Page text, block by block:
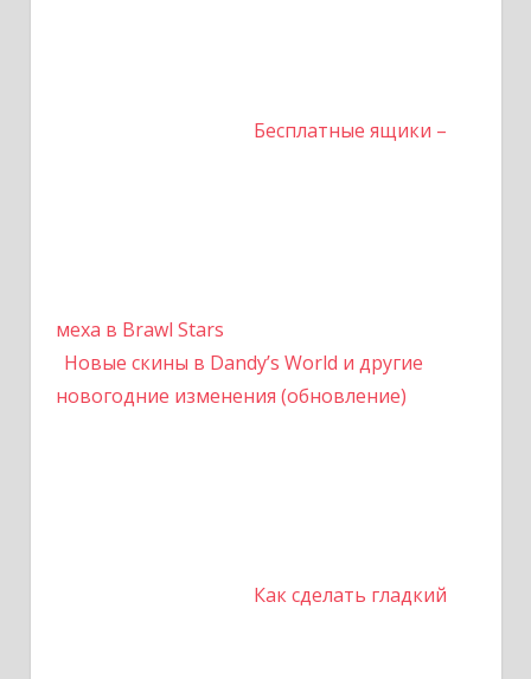
Бесплатные ящики –
меха в Brawl Stars
Новые скины в Dandy’s World и другие
новогодние изменения (обновление)
Как сделать гладкий